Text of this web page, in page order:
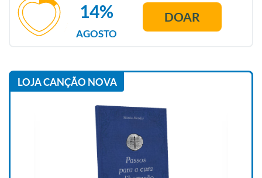
AGOSTO
14% DOAR
LOJA CANÇÃO NOVA